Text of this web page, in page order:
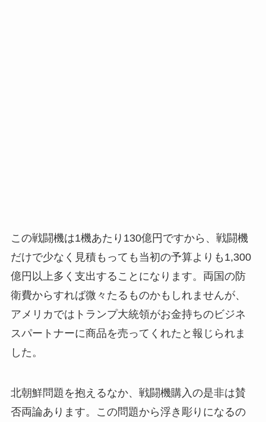
この戦闘機は1機あたり130億円ですから、戦闘機
だけで少なく見積もっても当初の予算よりも1,300
億円以上多く支出することになります。両国の防
衛費からすれば微々たるものかもしれませんが、
アメリカではトランプ大統領がお金持ちのビジネ
スパートナーに商品を売ってくれたと報じられま
した。
北朝鮮問題を抱えるなか、戦闘機購入の是非は賛
否両論あります。この問題から浮き彫りになるの